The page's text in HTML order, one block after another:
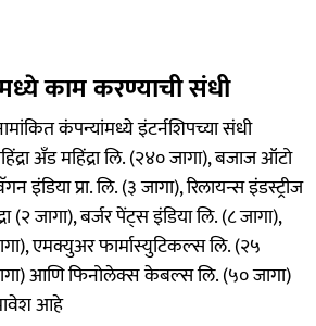
काम करण्याची संधी
कंपन्यांमध्ये इंटर्नशिपच्या संधी
अँड महिंद्रा लि. (२४० जागा), बजाज ऑटो
इंडिया प्रा. लि. (३ जागा), रिलायन्स इंडस्ट्रीज
(२ जागा), बर्जर पेंट्स इंडिया लि. (८ जागा),
एमक्युअर फार्मास्युटिकल्स लि. (२५
आणि फिनोलेक्स केबल्स लि. (५० जागा)
आहे